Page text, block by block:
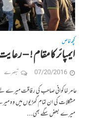
کچھ خاص
ایمپائر کا مقام ! –
07/20/2016 تبصرے
عامر خاکوانی صاحب کی رفاقت
مشکلات کی ان تمام گھڑیوں میں
میرے بعض سگے بھی...